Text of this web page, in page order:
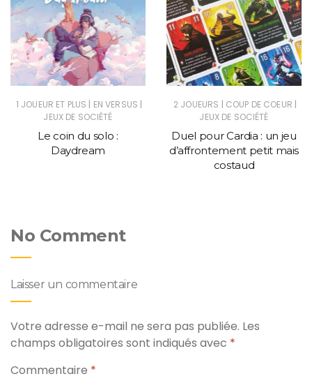
1 JOUEUR ET PLUS | EN VERSUS |
JEUX DE SOCIÉTÉ
Le coin du solo :
Daydream
2 JOUEURS | COUP DE COEUR |
JEUX DE SOCIÉTÉ
Duel pour Cardia : un jeu
d’affrontement petit mais
costaud
No Comment
Laisser un commentaire
Votre adresse e-mail ne sera pas publiée. Les
champs obligatoires sont indiqués avec *
Commentaire *